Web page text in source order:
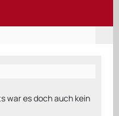
war es doch auch kein